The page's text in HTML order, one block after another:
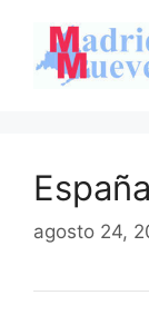
contenido
agosto 24,